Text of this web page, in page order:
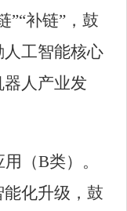
”“补链” ，鼓
工智能核心
人产业发
用（B类） 。
化升级，鼓